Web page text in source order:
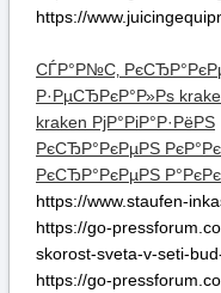
https://go-
https://go-
sait-vash-nadezhnyi-
https://go-
anonimnost-i-
Подробная
входу и
Подготовка браузера
корректной и
требуется